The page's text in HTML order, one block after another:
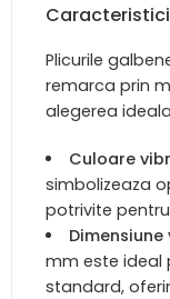
Plicurile
remarca prin
alegerea
Culoare
simbolizeaza
potrivite
mm este ideal
standard,